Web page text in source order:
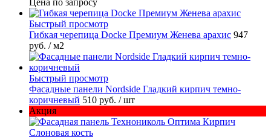
Быстрый просмотр
Гибкая черепица Docke Премиум Женева арахис 947
руб. / м2
Быстрый просмотр
Фасадные панели Nordside Гладкий кирпич темно-
коричневый 510 руб. / шт
Акция